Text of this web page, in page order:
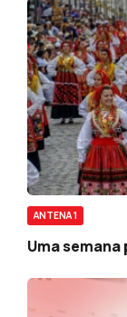
ANTENA 1
Uma